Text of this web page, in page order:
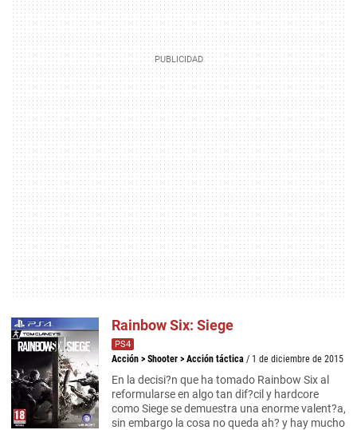
Rainbow Six: Siege
PS4
Acción > Shooter > Acción táctica / 1 de diciembre de 2015
En la decisi?n que ha tomado Rainbow Six al
reformularse en algo tan dif?cil y hardcore
como Siege se demuestra una enorme valent?a,
sin embargo la cosa no queda ah? y hay mucho